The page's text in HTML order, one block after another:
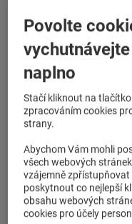
V ČSOB Leasing
důvěřují,
Jsme součástí silné
dlouhodobě patří
Díky tomu vám
kariérního rozvoje –
ČSOB.
Naše dveře jsou
zkušený
hledající, jak
různorodosti,
Povolte
naplno
Stačí kliknout na tlačítko
zpracováním cookies
strany.
Abychom Vám mohli
všech webových
vzájemně
poskytnout co nejlepší
obsahu webových
cookies pro účely